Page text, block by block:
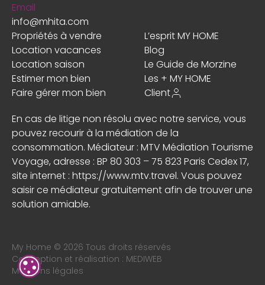
Propriétés à vendre
L’esprit MY HOME
Location vacances
Blog
Location saison
Le Guide de Morzine
Estimer mon bien
Les + MY HOME
Faire gérer mon bien
Client
Email
info@mhita.com
En cas de litige non résolu avec notre service, vous
pouvez recourir à la médiation de la
consommation. Médiateur : MTV Médiation Tourisme
Voyage, adresse : BP 80 303 – 75 823 Paris Cedex 17,
site internet : https://www.mtv.travel. Vous pouvez
saisir ce médiateur gratuitement afin de trouver une
solution amiable.
My Home © 2026 Tous droits réservés
Conception et réalisation : MEDIWEB
Mentions légales